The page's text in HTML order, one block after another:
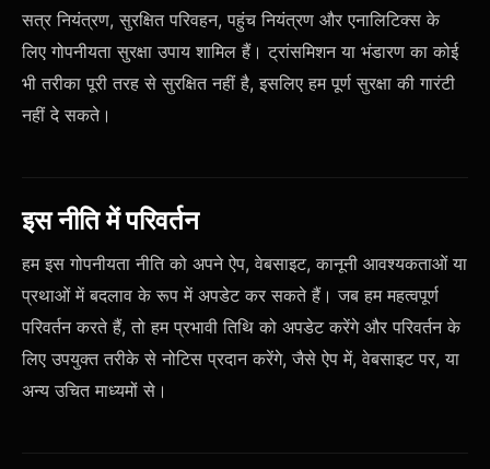
सत्र नियंत्रण, सुरक्षित परिवहन, पहुंच नियंत्रण और एनालिटिक्स के
लिए गोपनीयता सुरक्षा उपाय शामिल हैं। ट्रांसमिशन या भंडारण का कोई
भी तरीका पूरी तरह से सुरक्षित नहीं है, इसलिए हम पूर्ण सुरक्षा की गारंटी
नहीं दे सकते।
इस नीति में परिवर्तन
हम इस गोपनीयता नीति को अपने ऐप, वेबसाइट, कानूनी आवश्यकताओं या
प्रथाओं में बदलाव के रूप में अपडेट कर सकते हैं। जब हम महत्वपूर्ण
परिवर्तन करते हैं, तो हम प्रभावी तिथि को अपडेट करेंगे और परिवर्तन के
लिए उपयुक्त तरीके से नोटिस प्रदान करेंगे, जैसे ऐप में, वेबसाइट पर, या
अन्य उचित माध्यमों से।